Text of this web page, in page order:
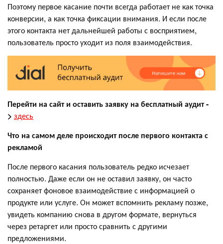
Поэтому первое касание почти всегда работает не как точка
конверсии, а как точка фиксации внимания. И если после
этого контакта нет дальнейшей работы с восприятием,
пользователь просто уходит из поля взаимодействия.
Перейти на сайт и оставить заявку на бесплатный аудит-
> здесь
Что на самом деле происходит после первого контакта с
рекламой
После первого касания пользователь редко исчезает
полностью. Даже если он не оставил заявку, он часто
сохраняет фоновое взаимодействие с информацией о
продукте или услуге. Он может вспомнить рекламу позже,
увидеть компанию снова в другом формате, вернуться
через ретаргет или просто сравнить с другими
предложениями.